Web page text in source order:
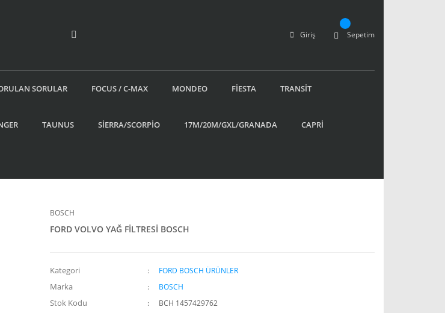
Giriş Sepetim
SORULAR FOCUS / C-MAX MONDEO FİESTA TRANSİT
TAUNUS SİERRA/SCORPİO 17M/20M/GXL/GRANADA CAPRİ
BOSCH
FORD VOLVO YAĞ FİLTRESİ BOSCH
Kategori FORD BOSCH ÜRÜNLER
Marka BOSCH
Stok Kodu BCH 1457429762